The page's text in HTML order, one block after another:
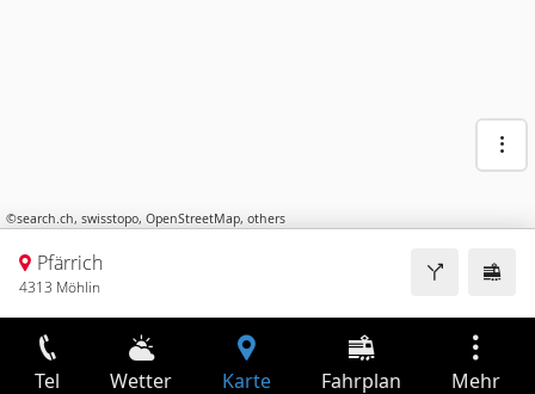
©search.ch, swisstopo, OpenStreetMap, others
Pfärrich
4313 Möhlin
Tel Wetter Karte Fahrplan Mehr